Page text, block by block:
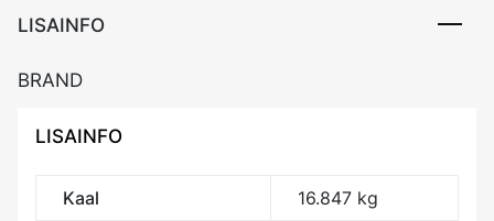
CDB72
3PMSF
kogus
LISAINFO
BRAND
LISAINFO
Kaal 16.847 kg